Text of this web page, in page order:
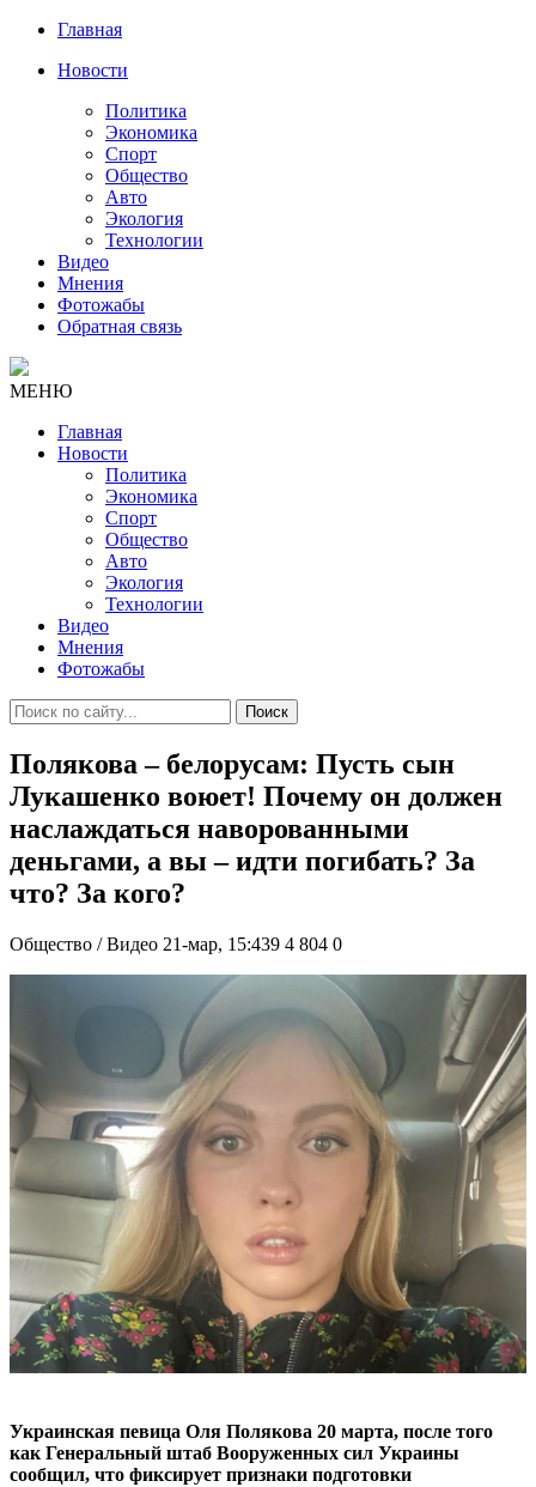
Главная
Новости
Политика
Экономика
Спорт
Общество
Авто
Экология
Технологии
Видео
Мнения
Фотожабы
Обратная связь
МЕНЮ
Главная
Новости
Политика
Экономика
Спорт
Общество
Авто
Экология
Технологии
Видео
Мнения
Фотожабы
Поиск
Полякова – белорусам: Пусть сын
Лукашенко воюет! Почему он должен
наслаждаться наворованными
деньгами, а вы – идти погибать? За
что? За кого?
Общество / Видео 21-мар, 15:439 4 804 0
Украинская певица Оля Полякова 20 марта, после того
как Генеральный штаб Вооруженных сил Украины
сообщил, что фиксирует признаки подготовки